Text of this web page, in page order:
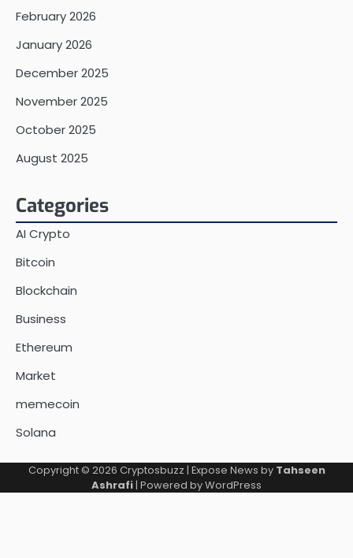
February 2026
January 2026
December 2025
November 2025
October 2025
August 2025
Categories
AI Crypto
Bitcoin
Blockchain
Business
Ethereum
Market
memecoin
Solana
Copyright © 2026 Cryptosbuzz | Expose News by Tahseen
Ashrafi| Powered byWordPress